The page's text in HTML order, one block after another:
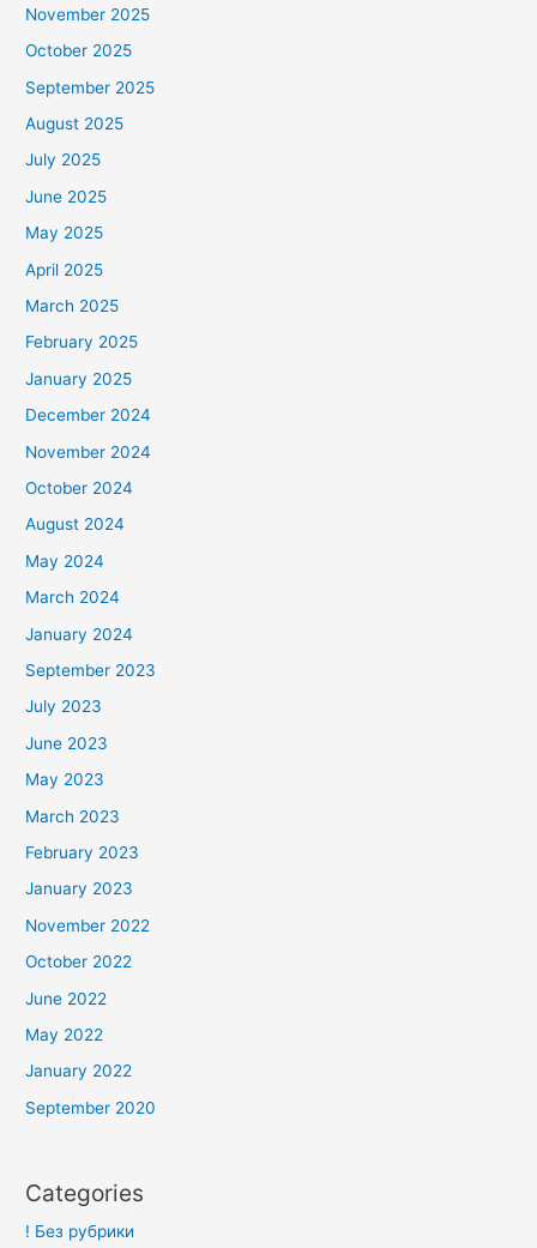
November 2025
October 2025
September 2025
August 2025
July 2025
June 2025
May 2025
April 2025
March 2025
February 2025
January 2025
December 2024
November 2024
October 2024
August 2024
May 2024
March 2024
January 2024
September 2023
July 2023
June 2023
May 2023
March 2023
February 2023
January 2023
November 2022
October 2022
June 2022
May 2022
January 2022
September 2020
Categories
! Без рубрики